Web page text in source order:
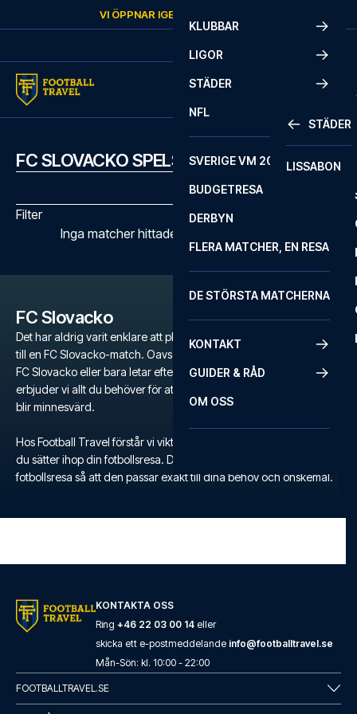
VI ÖPPNAR IGEN
KLUBBAR
LIGOR
STÄDER
STÄDER
LISSABON
NFL
SVERIGE VM 2026
BUDGETRESA
DERBYN
FLERA MATCHER, EN RESA
DE STÖRSTA MATCHERNA
KONTAKT
GUIDER & RÅD
OM OSS
FC SLOVACKO SPELSCHEMA
Filter
Inga matcher hittades med de valda filtren
FC Slovacko
Det har aldrig varit enklare att planera en oförglömlig fotbollsresa
till en FC Slovacko-match. Oavsett om du är en dedikerad fan av
FC Slovacko eller bara letar efter en unik fotbollsupplevelse,
erbjuder vi allt du behöver för att säkerställa att din fotbollsresa
blir minnesvärd.
Hos Football Travel förstår vi vikten av flexibilitet och komfort när
du sätter ihop din fotbollsresa. Därför kan du skräddarsy din egen
fotbollsresa så att den passar exakt till dina behov och önskemål.
KONTAKTA OSS
Ring +46 22 03 00 14 eller
skicka ett e-postmeddelande info@footballtravel.se
Mån-Sön: kl. 10:00 - 22:00
FOOTBALLTRAVEL.SE